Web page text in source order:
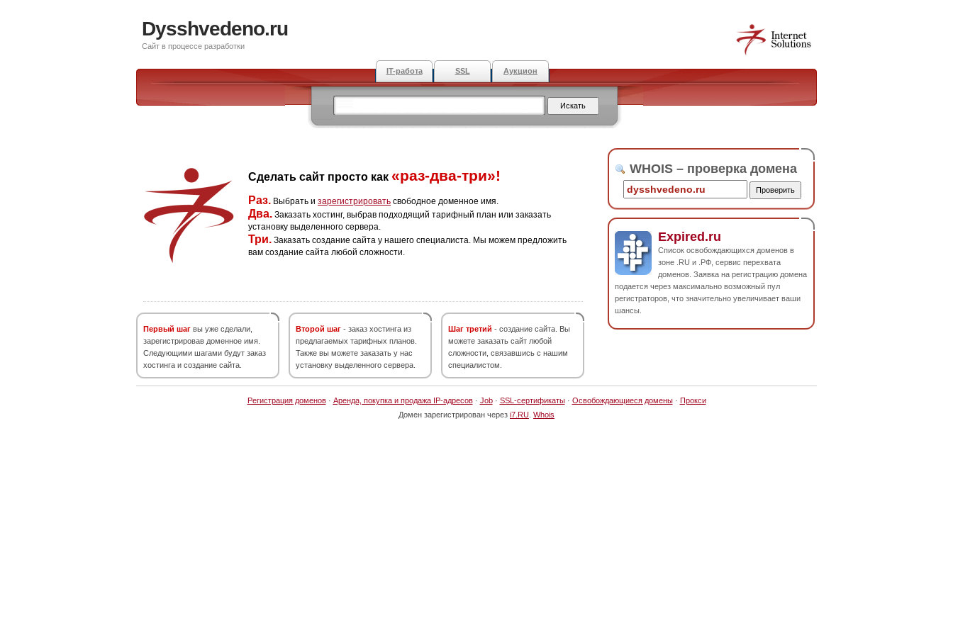
Dysshvedeno.ru
Сайт в процессе разработки
IT-работа SSL Аукцион
Сделать сайт просто как «раз-два-три»!
Раз. Выбрать и зарегистрировать свободное доменное имя.
Два. Заказать хостинг, выбрав подходящий тарифный план или заказать
установку выделенного сервера.
Три. Заказать создание сайта у нашего специалиста. Мы можем предложить
вам создание сайта любой сложности.
Первый шаг вы уже сделали,
зарегистрировав доменное имя.
Следующими шагами будут заказ
хостинга и создание сайта.
Второй шаг - заказ хостинга из
предлагаемых тарифных планов.
Также вы можете заказать у нас
установку выделенного сервера.
Шаг третий - создание сайта. Вы
можете заказать сайт любой
сложности, связавшись с нашим
специалистом.
WHOIS – проверка домена
Expired.ru
Список освобождающихся доменов в
зоне .RU и .РФ, сервис перехвата
доменов. Заявка на регистрацию домена
подается через максимально возможный пул
регистраторов, что значительно увеличивает ваши
шансы.
Регистрация доменов· Аренда, покупка и продажа IP-адресов· Job· SSL-сертификаты· Освобождающиеся домены· Прокси
Домен зарегистрирован через i7.RU Whois